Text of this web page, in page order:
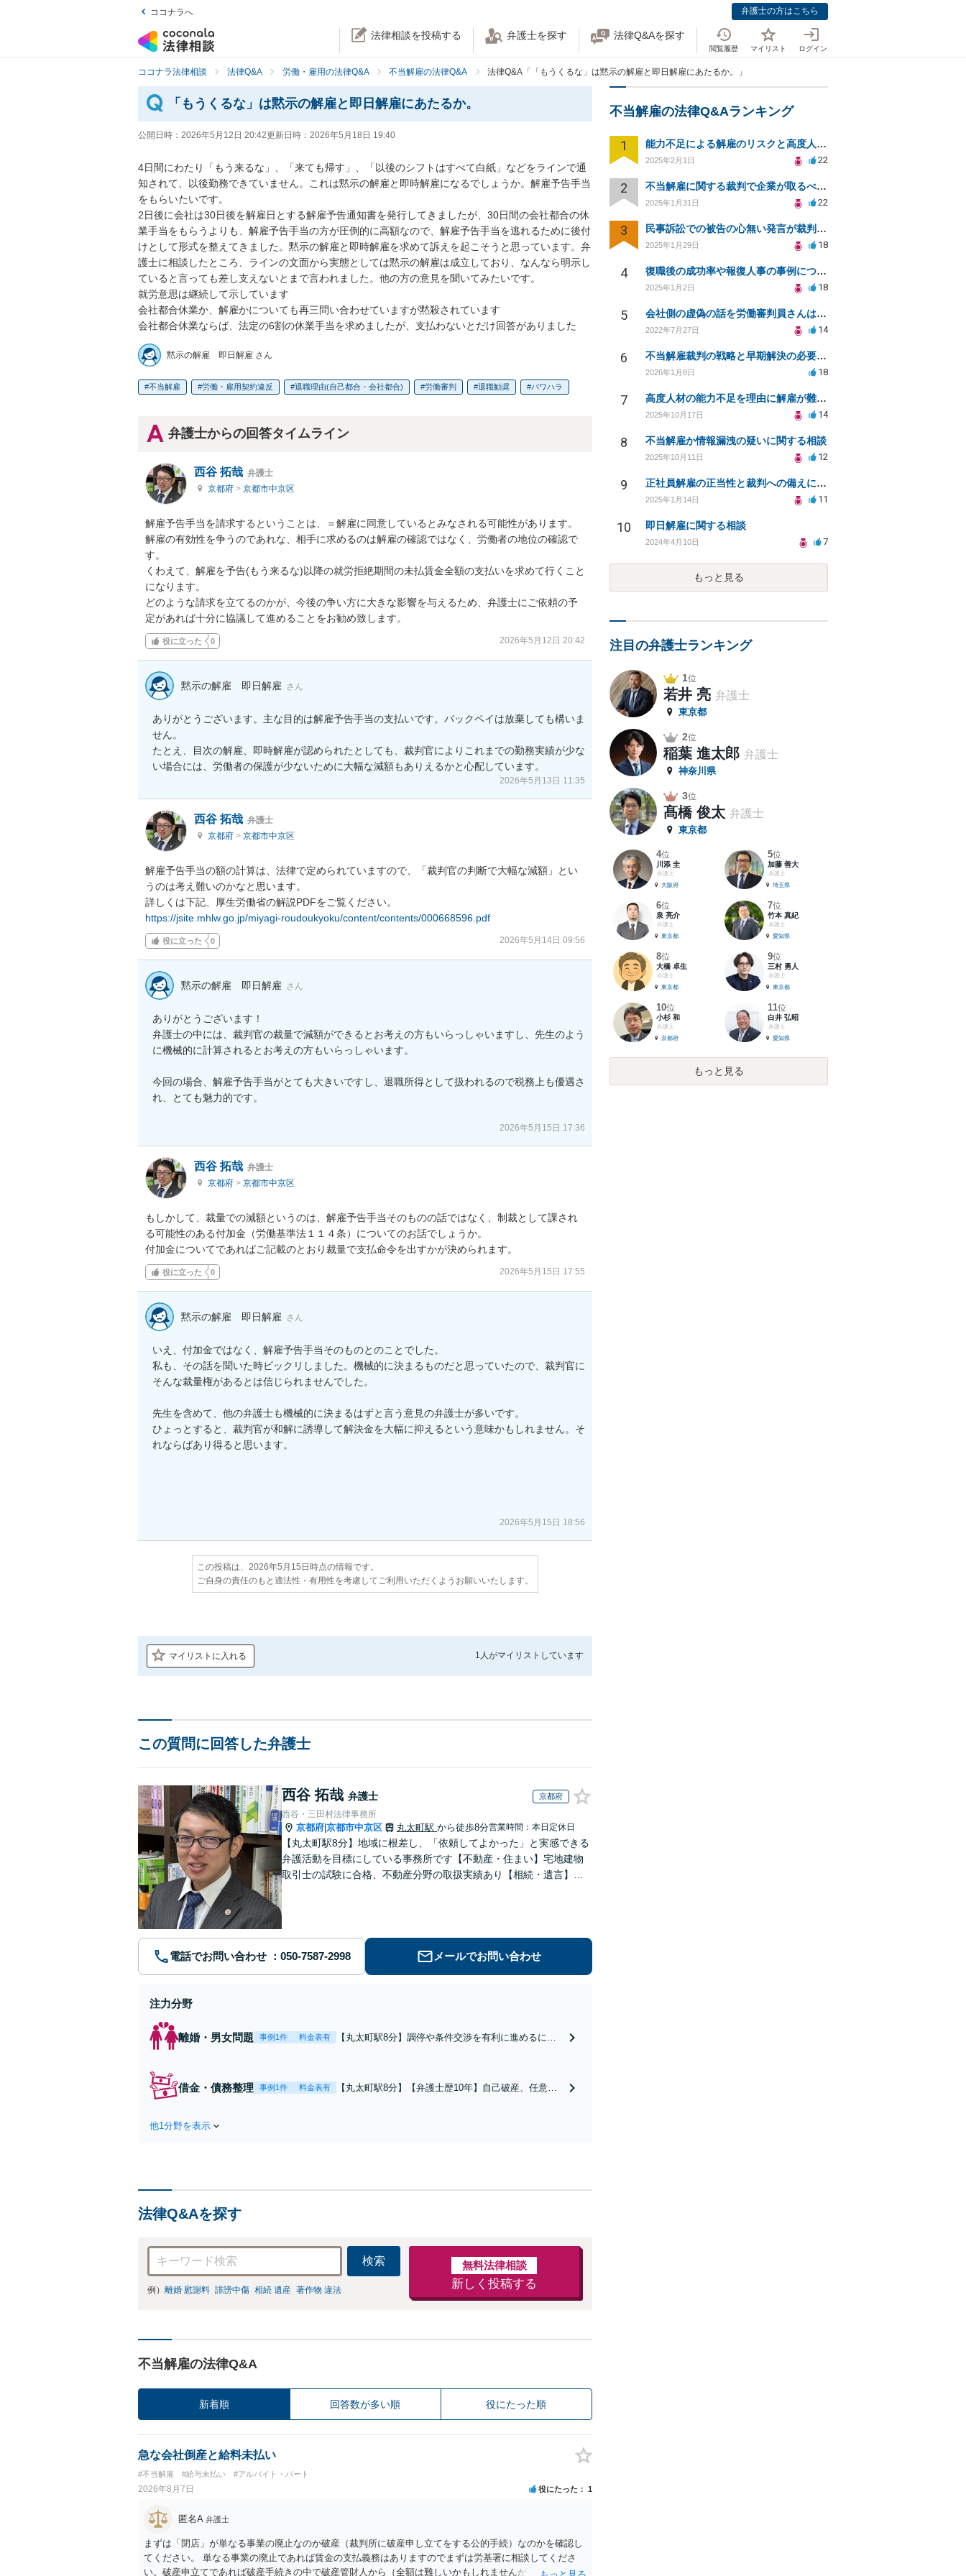
ココナラへ 弁護士の方はこちら
法律相談を投稿する 弁護士を探す 法律Q&Aを探す
閲覧履歴 マイリスト ログイン
ココナラ法律相談 法律Q&A 労働・雇用の法律Q&A 不当解雇の法律Q&A 法律Q&A「「もうくるな」は黙示の解雇と即日解雇にあたるか。」
「もうくるな」は黙示の解雇と即日解雇にあたるか。
公開日時： 2026年5月12日 20:42更新日時： 2026年5月18日 19:40
4日間にわたり「もう来るな」、「来ても帰す」、「以後のシフトはすべて白紙」などをラインで通
知されて、以後勤務できていません。これは黙示の解雇と即時解雇になるでしょうか。解雇予告手当
をもらいたいです。
2日後に会社は30日後を解雇日とする解雇予告通知書を発行してきましたが、30日間の会社都合の休
業手当をもらうよりも、解雇予告手当の方が圧倒的に高額なので、解雇予告手当を逃れるために後付
けとして形式を整えてきました。黙示の解雇と即時解雇を求めて訴えを起こそうと思っています。弁
護士に相談したところ、ラインの文面から実態としては黙示の解雇は成立しており、なんなら明示し
ていると言っても差し支えないとまで言われました。他の方の意見を聞いてみたいです。
就労意思は継続して示しています
会社都合休業か、解雇かについても再三問い合わせていますが黙殺されています
会社都合休業ならば、法定の6割の休業手当を求めましたが、支払わないとだけ回答がありました
黙示の解雇 即日解雇 さん
不当解雇 労働・雇用契約違反 退職理由(自己都合・会社都合) 労働審判 退職勧奨 パワハラ
弁護士からの回答タイムライン
西谷 拓哉 弁護士
京都府 > 京都市中京区
解雇予告手当を請求するということは、＝解雇に同意しているとみなされる可能性があります。
解雇の有効性を争うのであれな、相手に求めるのは解雇の確認ではなく、労働者の地位の確認で
す。
くわえて、解雇を予告(もう来るな)以降の就労拒絶期間の未払賃金全額の支払いを求めて行くこと
になります。
どのような請求を立てるのかが、今後の争い方に大きな影響を与えるため、弁護士にご依頼の予
定があれば十分に協議して進めることをお勧め致します。
役に立った 0 2026年5月12日 20:42
黙示の解雇 即日解雇 さん
ありがとうございます。主な目的は解雇予告手当の支払いです。バックペイは放棄しても構いま
せん。
たとえ、目次の解雇、即時解雇が認められたとしても、裁判官によりこれまでの勤務実績が少な
2026年5月13日 11:35
西谷 拓哉 弁護士
京都府 > 京都市中京区
解雇予告手当の額の計算は、法律で定められていますので、「裁判官の判断で大幅な減額」とい
うのは考え難いのかなと思います。
https://jsite.mhlw.go.jp/miyagi-roudoukyoku/content/contents/000668596.pdf
役に立った 0 2026年5月14日 09:56
黙示の解雇 即日解雇 さん
ありがとうございます！
弁護士の中には、裁判官の裁量で減額ができるとお考えの方もいらっしゃいますし、先生のよう
に機械的に計算されるとお考えの方もいらっしゃいます。
今回の場合、解雇予告手当がとても大きいですし、退職所得として扱われるので税務上も優遇さ
れ、とても魅力的です。
2026年5月15日 17:36
西谷 拓哉 弁護士
京都府 > 京都市中京区
もしかして、裁量での減額というのは、解雇予告手当そのものの話ではなく、制裁として課され
る可能性のある付加金（労働基準法１１４条）についてのお話でしょうか。
付加金についてであればご記載のとおり裁量で支払命令を出すかが決められます。
役に立った 0 2026年5月15日 17:55
黙示の解雇 即日解雇 さん
いえ、付加金ではなく、解雇予告手当そのものとのことでした。
私も、その話を聞いた時ビックリしました。機械的に決まるものだと思っていたので、裁判官に
そんな裁量権があるとは信じられませんでした。
先生を含めて、他の弁護士も機械的に決まるはずと言う意見の弁護士が多いです。
ひょっとすると、裁判官が和解に誘導して解決金を大幅に抑えるという意味かもしれません。そ
れならばあり得ると思います。
2026年5月15日 18:56
この投稿は、2026年5月15日時点の情報です。
ご自身の責任のもと適法性・有用性を考慮してご利用いただくようお願いいたします。
マイリストに入れる 1人がマイリストしています
この質問に回答した弁護士
西谷 拓哉 弁護士 京都府
西谷・三田村法律事務所
京都府 京都市中京区 丸太町駅 から徒歩8分営業時間：本日定休日
【丸太町駅8分】地域に根差し、「依頼してよかった」と実感できる
弁護活動を目標にしている事務所です【不動産・住まい】宅地建物
取引士の試験に合格、不動産分野の取扱実績あり【相続・遺言】相
電話でお問い合わせ メールでお問い合わせ
注力分野
離婚・男女問題 事例1件 料金表有
【丸太町駅8分】調停や条件交渉を有利に進めるに
い【初回相談３０分無料】【電話相談可】
借金・債務整理 事例1件 料金表有
【丸太町駅8分】【弁護士歴10年】自己破産、任意整
他1分野を表示
法律Q&Aを探す
検索
例） 離婚 慰謝料 誹謗中傷 相続 遺産 著作物 違法
無料法律相談
新しく投稿する
不当解雇の法律Q&A
新着順 回答数が多い順 役にたった順
急な会社倒産と給料未払い
#不当解雇 #給与未払い #アルバイト・パート
2026年8月7日 役にたった 1
匿名A 弁護士
まずは「閉店」が単なる事業の廃止なのか破産（裁判所に破産申し立てをする公的手続）なのかを確認し
てください。 単なる事業の廃止であれば賃金の支払義務はありますのでまずは労基署に相談してくださ
い。破産申立てであれば破産手続きの中で破産管財人から（全額は難しいかもしれませんが）賃金などの
不当解雇の法律Q&Aランキング
1 能力不足による解雇のリスクと高度人材採用の注意点とは？
2025年2月1日 22
2 不当解雇に関する裁判で企業が取るべき対応とは？
2025年1月31日 22
3 民事訴訟での被告の心無い発言が裁判に与える影響は？
2025年1月29日 18
4 復職後の成功率や報復人事の事例について教えてください
2025年1月2日 18
5 会社側の虚偽の話を労働審判員さんは鵜呑みにして騙されてしまいました。
2022年7月27日 14
6 不当解雇裁判の戦略と早期解決の必要性についての相談
2026年1月8日 18
7 高度人材の能力不足を理由に解雇が難しいのはなぜ？
2025年10月17日 14
8 不当解雇か情報漏洩の疑いに関する相談
2025年10月11日 12
9 正社員解雇の正当性と裁判への備えについての相談
2025年1月14日 11
10 即日解雇に関する相談
2024年4月10日 7
もっと見る
注目の弁護士ランキング
1位
若井 亮 弁護士
東京都
2位
稲葉 進太郎 弁護士
神奈川県
3位
髙橋 俊太 弁護士
東京都
4位
川添 圭
弁護士
大阪府
5位
加藤 善大
弁護士
埼玉県
6位
泉 亮介
弁護士
東京都
7位
竹本 真紀
弁護士
愛知県
8位
大橋 卓生
弁護士
東京都
9位
三村 勇人
弁護士
東京都
10位
小杉 和
弁護士
京都府
11位
白井 弘昭
弁護士
愛知県
もっと見る